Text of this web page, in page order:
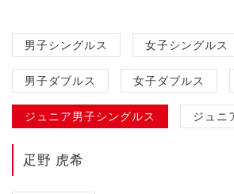
男子シングルス 女子シングルス
男子ダブルス 女子ダブルス
ジュニア男子シングルス ジュニ
疋野 虎希